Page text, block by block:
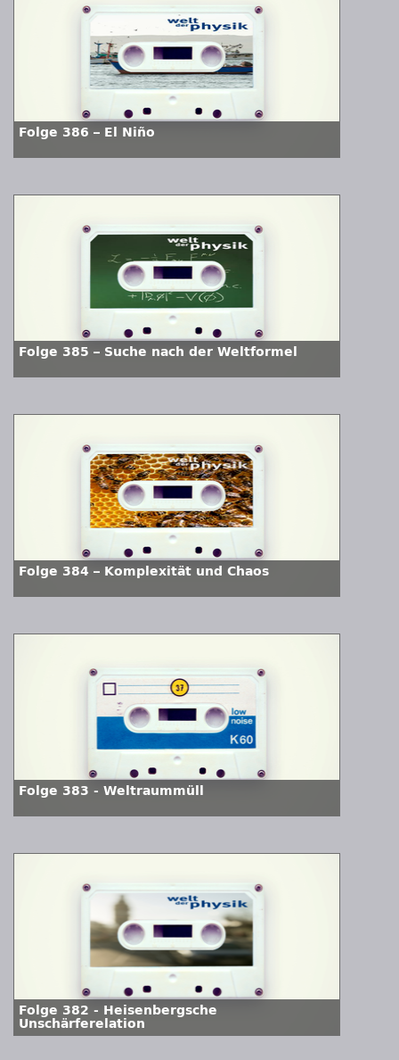
Folge 386 – El Niño
Folge 385 – Suche nach der Weltformel
Folge 384 – Komplexität und Chaos
Folge 383 - Weltraummüll
Folge 382 - Heisenbergsche
Unschärferelation